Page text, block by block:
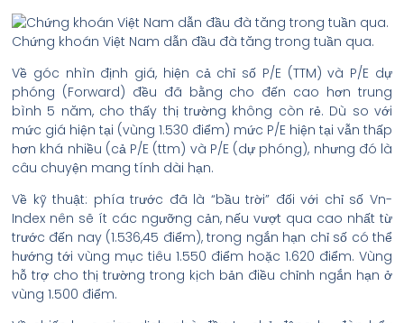
Chứng khoán Việt Nam dẫn đầu đà tăng trong tuần qua.
Về góc nhìn định giá, hiện cả chỉ số P/E (TTM) và P/E dự
phóng (Forward) đều đã bằng cho đến cao hơn trung
bình 5 năm, cho thấy thị trường không còn rẻ. Dù so với
mức giá hiện tại (vùng 1.530 điểm) mức P/E hiện tại vẫn thấp
hơn khá nhiều (cả P/E (ttm) và P/E (dự phóng), nhưng đó là
câu chuyện mang tính dài hạn.
Về kỹ thuật: phía trước đã là “bầu trời” đối với chỉ số Vn-
Index nên sẽ ít các ngưỡng cản, nếu vượt qua cao nhất từ
trước đến nay (1.536,45 điểm), trong ngắn hạn chỉ số có thể
hướng tới vùng mục tiêu 1.550 điểm hoặc 1.620 điểm. Vùng
hỗ trợ cho thị trường trong kịch bản điều chỉnh ngắn hạn ở
vùng 1.500 điểm.